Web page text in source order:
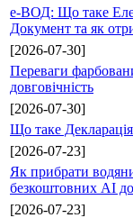
е-ВОД: Що таке
Документ та як
[2026-07-30]
Переваги
довговічність
[2026-07-30]
Що таке Декларація
[2026-07-23]
Як прибрати
безкоштовних AI
[2026-07-23]